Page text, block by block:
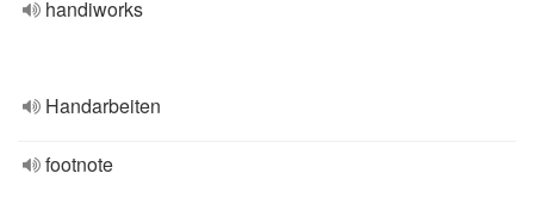
handiworks
Handarbeiten
footnote